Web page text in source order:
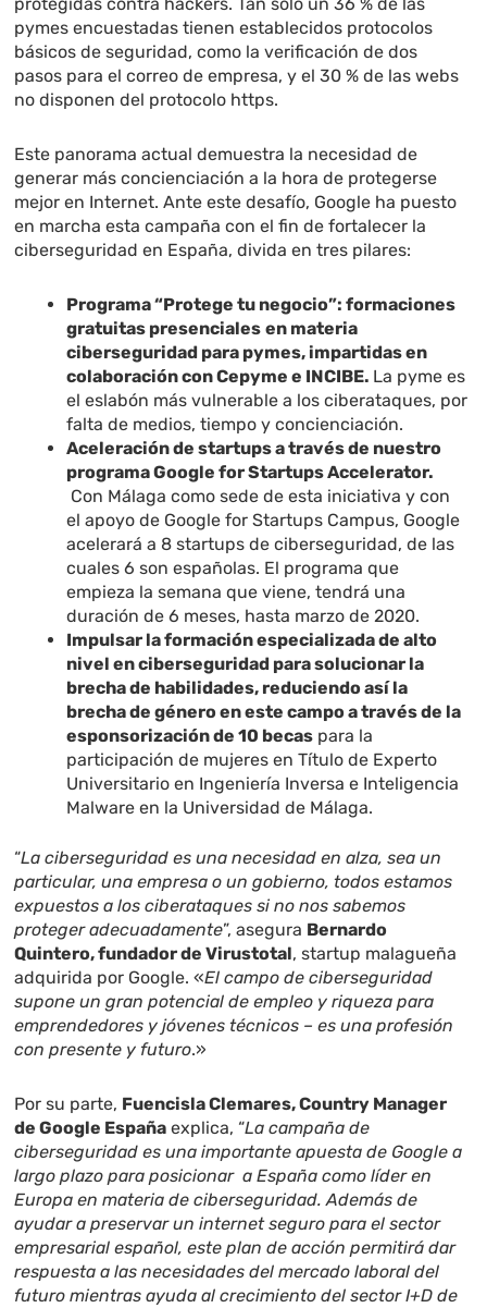
pymes encuestadas tienen establecidos protocolos
básicos de seguridad, como la verificación de dos
pasos para el correo de empresa, y el 30 % de las webs
no disponen del protocolo https.
Este panorama actual demuestra la necesidad de
generar más concienciación a la hora de protegerse
mejor en Internet. Ante este desafío, Google ha puesto
en marcha esta campaña con el fin de fortalecer la
ciberseguridad en España, divida en tres pilares:
Programa “Protege tu negocio”: formaciones
gratuitas presenciales en materia
ciberseguridad para pymes, impartidas en
colaboración con Cepyme e INCIBE. La pyme es
el eslabón más vulnerable a los ciberataques, por
falta de medios, tiempo y concienciación.
Aceleración de startups a través de nuestro
programa Google for Startups Accelerator.
Con Málaga como sede de esta iniciativa y con
el apoyo de Google for Startups Campus, Google
acelerará a 8 startups de ciberseguridad, de las
cuales 6 son españolas. El programa que
empieza la semana que viene, tendrá una
duración de 6 meses, hasta marzo de 2020.
Impulsar la formación especializada de alto
nivel en ciberseguridad para solucionar la
brecha de habilidades, reduciendo así la
brecha de género en este campo a través de la
esponsorización de 10 becas para la
participación de mujeres en Título de Experto
Universitario en Ingeniería Inversa e Inteligencia
Malware en la Universidad de Málaga.
“La ciberseguridad es una necesidad en alza, sea un
particular, una empresa o un gobierno, todos estamos
expuestos a los ciberataques si no nos sabemos
proteger adecuadamente”, asegura Bernardo
Quintero, fundador de Virustotal, startup malagueña
adquirida por Google. «El campo de ciberseguridad
supone un gran potencial de empleo y riqueza para
emprendedores y jóvenes técnicos – es una profesión
con presente y futuro.»
Por su parte, Fuencisla Clemares, Country Manager
de Google España explica, “La campaña de
ciberseguridad es una importante apuesta de Google a
largo plazo para posicionar a España como líder en
Europa en materia de ciberseguridad. Además de
ayudar a preservar un internet seguro para el sector
empresarial español, este plan de acción permitirá dar
respuesta a las necesidades del mercado laboral del
futuro mientras ayuda al crecimiento del sector I+D de